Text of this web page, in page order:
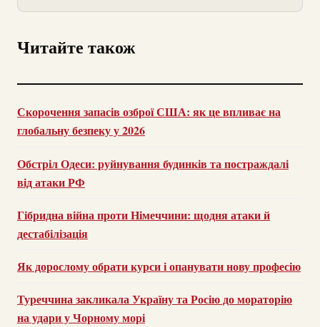
Читайте також
Скорочення запасів озброї США: як це впливає на
глобальну безпеку у 2026
Обстріл Одеси: руйнування будинків та постраждалі
від атаки РФ
Гібридна війна проти Німеччини: щодня атаки й
дестабілізація
Як дорослому обрати курси і опанувати нову професію
Туреччина закликала Україну та Росію до мораторію
на удари у Чорному морі